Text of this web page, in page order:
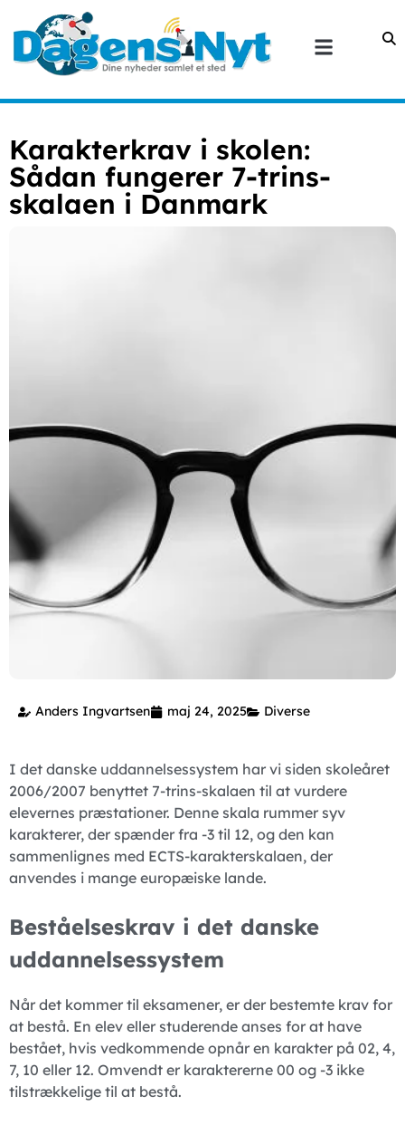
Karakterkrav i skolen:
Sådan fungerer 7-trins-
skalaen i Danmark
Anders Ingvartsen maj 24, 2025 Diverse
I det danske uddannelsessystem har vi siden skoleåret
2006/2007 benyttet 7-trins-skalaen til at vurdere
elevernes præstationer. Denne skala rummer syv
karakterer, der spænder fra -3 til 12, og den kan
sammenlignes med ECTS-karakterskalaen, der
anvendes i mange europæiske lande.
Beståelseskrav i det danske
uddannelsessystem
Når det kommer til eksamener, er der bestemte krav for
at bestå. En elev eller studerende anses for at have
bestået, hvis vedkommende opnår en karakter på 02, 4,
7, 10 eller 12. Omvendt er karaktererne 00 og -3 ikke
tilstrækkelige til at bestå.